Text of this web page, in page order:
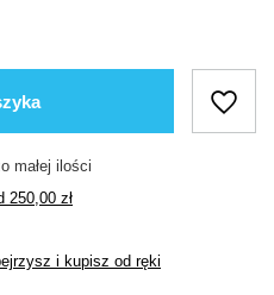
małej ilości
250,00 zł
i kupisz od ręki